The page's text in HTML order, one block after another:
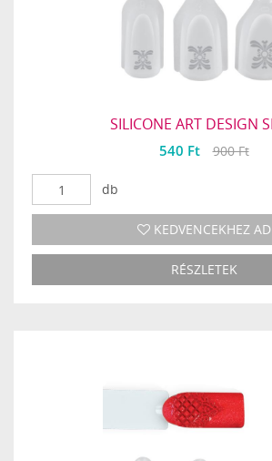
SILICONE ART DESIGN
540 Ft 900 Ft
db
KEDVENCEKHEZ AD
RÉSZLETEK